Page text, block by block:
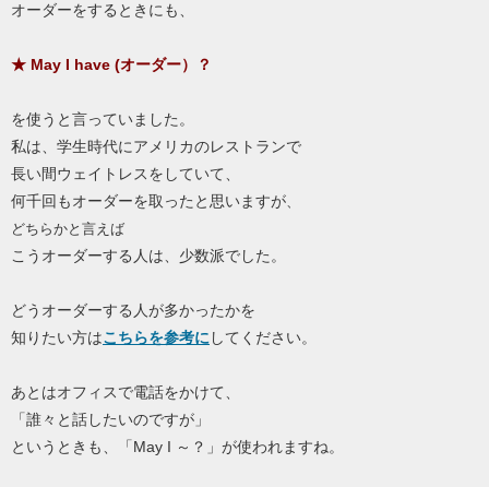
オーダーをするときにも、
★ May I have (オーダー）？
を使うと言っていました。
私は、学生時代にアメリカのレストランで
長い間ウェイトレスをしていて、
何千回もオーダーを取ったと思いますが、
どちらかと言えば
こうオーダーする人は、少数派でした。
どうオーダーする人が多かったかを
知りたい方はこちらを参考に してください。
あとはオフィスで電話をかけて、
「誰々と話したいのですが」
というときも、「May I ～？」が使われますね。